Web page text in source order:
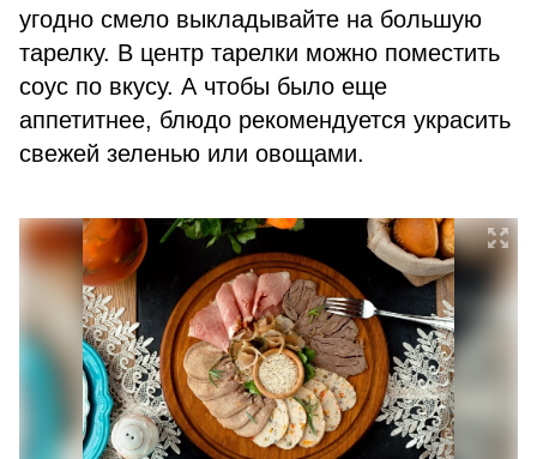
угодно смело выкладывайте на большую
тарелку. В центр тарелки можно поместить
соус по вкусу. А чтобы было еще
аппетитнее, блюдо рекомендуется украсить
свежей зеленью или овощами.